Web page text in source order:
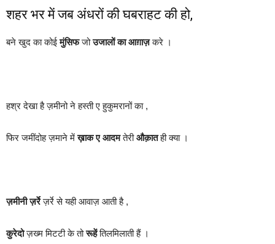
शहर भर में जब अंधरों की घबराहट की हो,
बने खुद का कोईमुंसिफजोउजालों का आग़ाज़करे ।
हश्र देखा है ज़मीनो ने हस्ती ए हुकुमरानों का ,
फिर जमींदोह ज़माने मेंख़ाक ए आदमतेरीऔक़ातही क्या ।
ज़मीनी ज़र्रेज़र्रे से यही आवाज़ आती है ,
कुरेदोज़ख्म मिटटी के तोरूहेंतिलमिलाती हैं ।